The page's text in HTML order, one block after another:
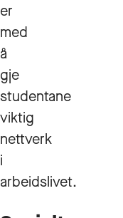
er
med
å
gje
studentane
viktig
nettverk
i
arbeidslivet.